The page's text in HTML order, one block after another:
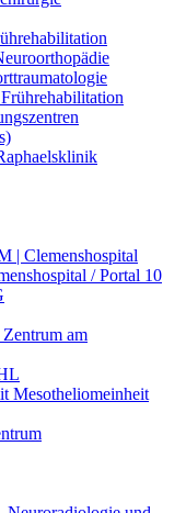
| Clemenshospital
/ Portal 10
am
Mesotheliomeinheit